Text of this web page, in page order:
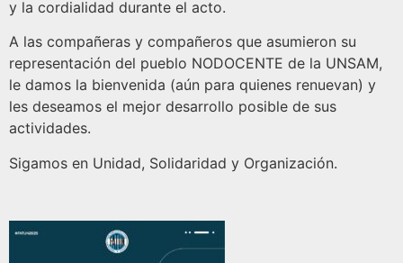
y la cordialidad durante el acto.
A las compañeras y compañeros que asumieron su
representación del pueblo NODOCENTE de la UNSAM,
le damos la bienvenida (aún para quienes renuevan) y
les deseamos el mejor desarrollo posible de sus
actividades.
Sigamos en Unidad, Solidaridad y Organización.